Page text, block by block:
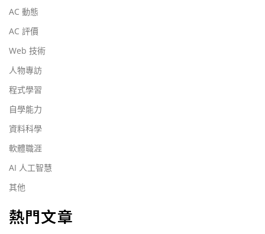
AC 動態
AC 評價
Web 技術
人物專訪
程式學習
自學能力
資料科學
軟體職涯
AI 人工智慧
其他
熱門文章